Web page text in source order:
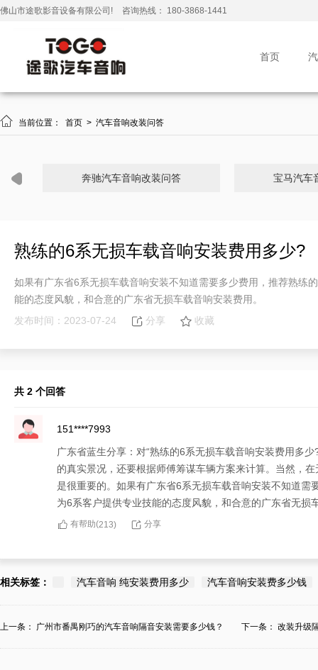
佛山市途歌影音设备有限公司! 咨询热线： 180-3868-1441
首页
 当前位置： 首页 > 汽车音响改装问答
奔驰汽车音响改装问答 宝马汽车
熟练的6系无损车载音响安装费用多少?
如果有广东省6系无损车载音响安装不知道需要多少费用，推荐熟练
能的态度风貌，和合意的广东省无损车载音响安装费用。
发布时间：2023-07-24
分享 收藏
共 2 个回答
151****7993
广东省蓝生分享：对“熟练的6系无损车载音响安装费用多
的真实景况，还要根据师傅筹谋车辆方案来计算。当然，
是很重要的。如果有广东省6系无损车载音响安装不知道
为6系客户提供专业技能的态度风貌，和合意的广东省无损
有帮助(213) 分享
153****5938
广东省蓝生有“熟练的6系无损车载音响安装费用多少?”的
相关标签： 汽车音响 纯安装费用多少 汽车音响安装费多少钱
上一条： 广州市番禺刚巧的汽车音响隔音安装需要多少钱？ 下一条： 改装升级